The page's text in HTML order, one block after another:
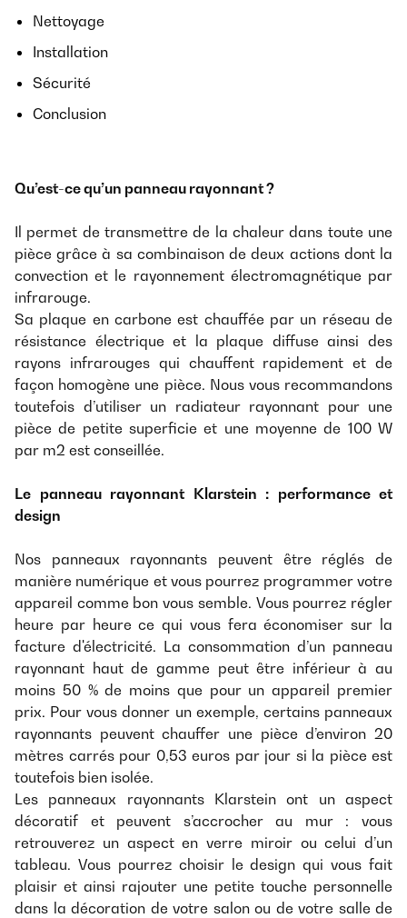
Nettoyage
Installation
Sécurité
Conclusion
Qu’est-ce qu’un panneau rayonnant ?
Il permet de transmettre de la chaleur dans toute une
pièce grâce à sa combinaison de deux actions dont la
convection et le rayonnement électromagnétique par
infrarouge.
Sa plaque en carbone est chauffée par un réseau de
résistance électrique et la plaque diffuse ainsi des
rayons infrarouges qui chauffent rapidement et de
façon homogène une pièce. Nous vous recommandons
toutefois d’utiliser un radiateur rayonnant pour une
pièce de petite superficie et une moyenne de 100 W
par m2 est conseillée.
Le panneau rayonnant Klarstein : performance et
design
Nos panneaux rayonnants peuvent être réglés de
manière numérique et vous pourrez programmer votre
appareil comme bon vous semble. Vous pourrez régler
heure par heure ce qui vous fera économiser sur la
facture d'électricité. La consommation d’un panneau
rayonnant haut de gamme peut être inférieur à au
moins 50 % de moins que pour un appareil premier
prix. Pour vous donner un exemple, certains panneaux
rayonnants peuvent chauffer une pièce d’environ 20
mètres carrés pour 0,53 euros par jour si la pièce est
toutefois bien isolée.
Les panneaux rayonnants Klarstein ont un aspect
décoratif et peuvent s’accrocher au mur : vous
retrouverez un aspect en verre miroir ou celui d’un
tableau. Vous pourrez choisir le design qui vous fait
plaisir et ainsi rajouter une petite touche personnelle
dans la décoration de votre salon ou de votre salle de